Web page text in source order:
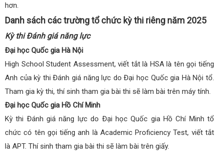
hơn.
Danh sách các trường tổ chức kỳ thi riêng năm 2025
Kỳ thi Đánh giá năng lực
Đại học Quốc gia Hà Nội
High School Student Assessment, viết tắt là HSA là tên gọi tiếng
Anh của kỳ thi Đánh giá năng lực do Đại học Quốc gia Hà Nội tổ.
Tham gia kỳ thi, thí sinh tham gia bài thi sẽ làm bài trên máy tính.
Đại học Quốc gia Hồ Chí Minh
Kỳ thi Đánh giá năng lực do Đại học Quốc gia Hồ Chí Minh tổ
chức có tên gọi tiếng anh là Academic Proficiency Test, viết tắt
là APT. Thí sinh tham gia bài thi sẽ làm bài trên giấy.